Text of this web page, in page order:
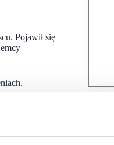
Pojawił się
formacie